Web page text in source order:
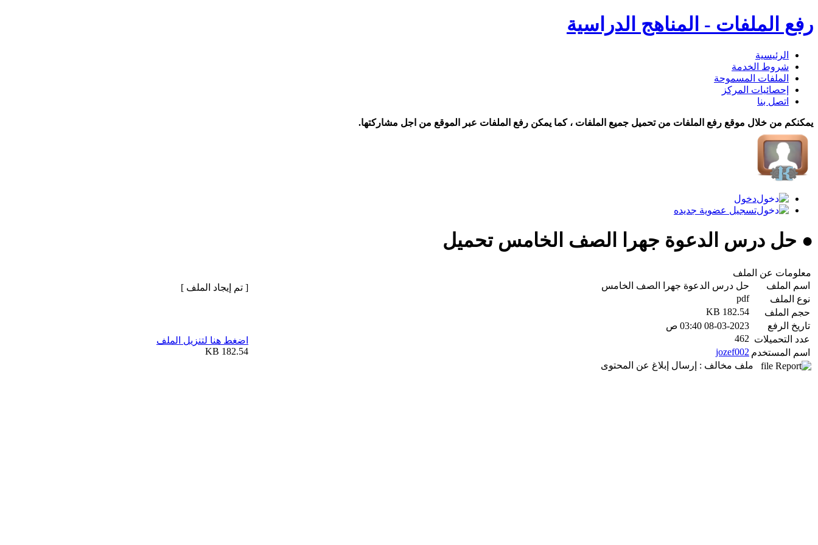
رفع الملفات - المناهج الدراسية
الرئيسية
شروط الخدمة
الملفات المسموحة
إحصائيات المركز
اتصل بنا
يمكنكم من خلال موقع رفع الملفات من تحميل جميع الملفات ، كما يمكن رفع الملفات عبر الموقع من اجل مشاركتها.
دخول
تسجيل عضوية جديده
● حل درس الدعوة جهرا الصف الخامس تحميل
معلومات عن الملف
اسم الملف
حل درس الدعوة جهرا الصف الخامس
نوع الملف
pdf
حجم الملف
182.54 KB
تاريخ الرفع
08-03-2023 03:40 ص
عدد التحميلات 462
اسم المستخدم jozef002
ملف مخالف : إرسال إبلاغ عن المحتوى
[ تم إيجاد الملف ]
اضغط هنا لتنزيل الملف
182.54 KB